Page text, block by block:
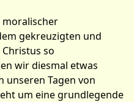
moralischer
gekreuzigten und
so
wir diesmal etwas
unseren Tagen von
um eine grundlegende